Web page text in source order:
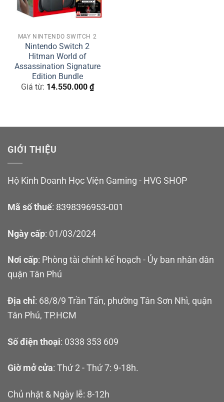
MÁY NINTENDO SWITCH 2
Nintendo Switch 2
Hitman World of
Assassination Signature
Edition Bundle
Giá từ: 14.550.000 ₫
GIỚI THIỆU
Hộ Kinh Doanh Học Viện Gaming - HVG SHOP
Mã số thuế: 8398396953-001
Ngày cấp: 01/03/2024
Nơi cấp: Phòng tài chính kế hoạch - Ủy ban nhân dân
quận Tân Phú
Địa chỉ: 68/8/9 Trần Tấn, phường Tân Sơn Nhì, quận
Tân Phú, TP.HCM
Số điện thoại: 0338 353 609
Giờ mở cửa: Thứ 2 - Thứ 7: 9-18h.
Chủ nhật & Ngày lễ: 8-12h